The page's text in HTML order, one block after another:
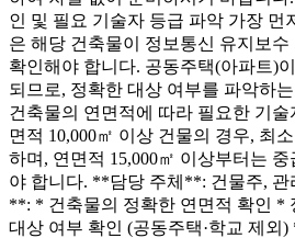
인 및 필요 기술자 등급 파악 가장 먼
은 해당 건축물이 정보통신 유지보수
확인해야 합니다. 공동주택(아파트)
되므로, 정확한 대상 여부를 파악하
건축물의 연면적에 따라 필요한 기
면적 10,000㎡ 이상 건물의 경우, 최
하며, 연면적 15,000㎡ 이상부터는
야 합니다. **담당 주체**: 건물주,
**: * 건축물의 정확한 연면적 확인 *
대상 여부 확인 (공동주택·학교 제외